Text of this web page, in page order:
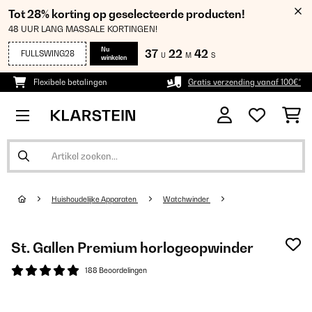
Tot 28% korting op geselecteerde producten!
48 UUR LANG MASSALE KORTINGEN!
FULLSWING28
Nu
winkelen
37 U 22 M 42 S
Flexibele betalingen Gratis verzending vanaf 100€*
Huishoudelijke Apparaten Watchwinder
St. Gallen Premium horlogeopwinder
188 Beoordelingen